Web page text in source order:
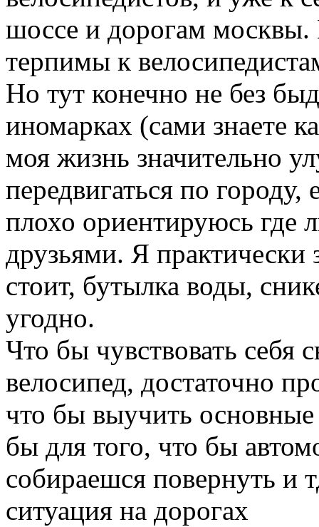
шоссе и дорогам москвы.
терпимы к
Но тут конечно не без
иномарках (сами знаете
моя жизнь значительно
передвигаться по
плохо ориентируюсь где
друзьями. Я практически
стоит, бутылка воды,
угодно.
Что бы чувствовать себя
велосипед, достаточно
что бы выучить
бы для того, что бы
собираешся повернуть и
ситуация на дорогах